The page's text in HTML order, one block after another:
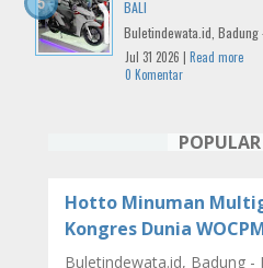
BALI
Buletindewata.id, Badung -
Jul 31 2026 | Read more
0 Komentar
Hotto Minuman
Kongres Dunia
Buletindewata.id, Badung -